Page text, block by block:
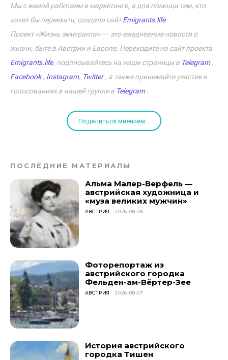
Мы с женой работаем в маркетинге, а для помощи тем, кто
хотел бы переехать, создали сайтEmigrants.life.
Проект «Жизнь эмигранта» ― это ежедневные новости о
жизни, быте в Австрии и Европе. Переходите на сайт проекта
Emigrants.life, подписывайтесь на наши страницы в Telegram,
Facebook, Instagram, Twitter, а также принимайте участие в
голосованиях в нашей группе в Telegram.
Поделиться мнением...
ПОСЛЕДНИЕ МАТЕРИАЛЫ
Альма Малер-Верфель —
австрийская художница и
«муза великих мужчин»
АВСТРИЯ 2026-08-08
Фоторепортаж из
австрийского городка
Фельден-ам-Вёртер-Зее
АВСТРИЯ 2026-08-07
История австрийского
городка Тишен